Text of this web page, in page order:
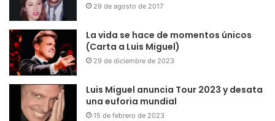
29 de agosto de 2017
La vida se hace de momentos únicos
(Carta a Luis Miguel)
29 de diciembre de 2023
Luis Miguel anuncia Tour 2023 y desata
una euforia mundial
15 de febrero de 2023